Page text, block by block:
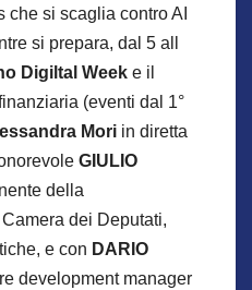
che si scaglia contro AI
si prepara, dal 5 all
Digiltal Week e il
(eventi dal 1°
Mori in diretta
GIULIO
della
dei Deputati,
e con DARIO
development manager